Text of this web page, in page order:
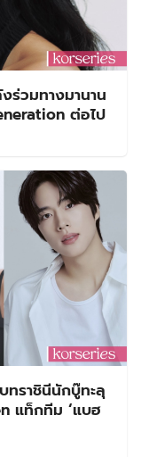
ร่วมทางมานาน
ต่อไป
ทราชินีนักบู๊ทะลุ
แท็กทีม ‘แบฮ